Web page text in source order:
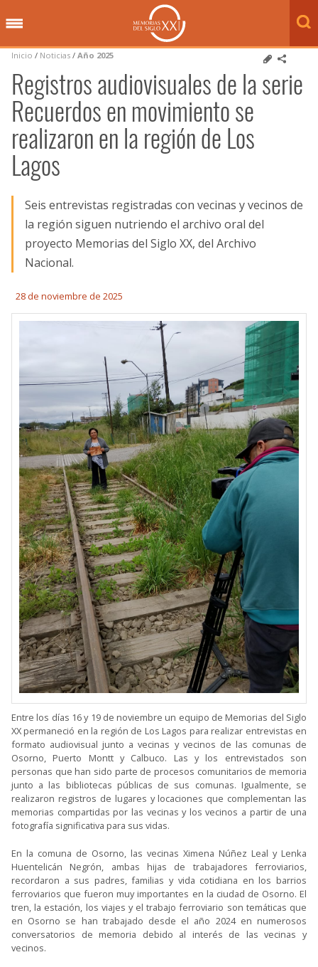
Inicio / Noticias / Año 2025
Registros audiovisuales de la serie
Recuerdos en movimiento se
realizaron en la región de Los
Lagos
Seis entrevistas registradas con vecinas y vecinos de
la región siguen nutriendo el archivo oral del
proyecto Memorias del Siglo XX, del Archivo
Nacional.
28 de noviembre de 2025
Entre los días 16 y 19 de noviembre un equipo de Memorias del Siglo
XX permaneció en la región de Los Lagos para realizar entrevistas en
formato audiovisual junto a vecinas y vecinos de las comunas de
Osorno, Puerto Montt y Calbuco. Las y los entrevistados son
personas que han sido parte de procesos comunitarios de memoria
junto a las bibliotecas públicas de sus comunas. Igualmente, se
realizaron registros de lugares y locaciones que complementan las
memorias compartidas por las vecinas y los vecinos a partir de una
fotografía significativa para sus vidas.
En la comuna de Osorno, las vecinas Ximena Núñez Leal y Lenka
Huentelicán Negrón, ambas hijas de trabajadores ferroviarios,
recordaron a sus padres, familias y vida cotidiana en los barrios
ferroviarios que fueron muy importantes en la ciudad de Osorno. El
tren, la estación, los viajes y el trabajo ferroviario son temáticas que
en Osorno se han trabajado desde el año 2024 en numerosos
conversatorios de memoria debido al interés de las vecinas y
vecinos.